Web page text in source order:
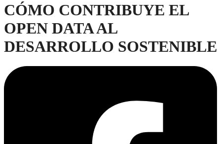
CÓMO CONTRIBUYE EL
OPEN DATA AL
DESARROLLO SOSTENIBLE